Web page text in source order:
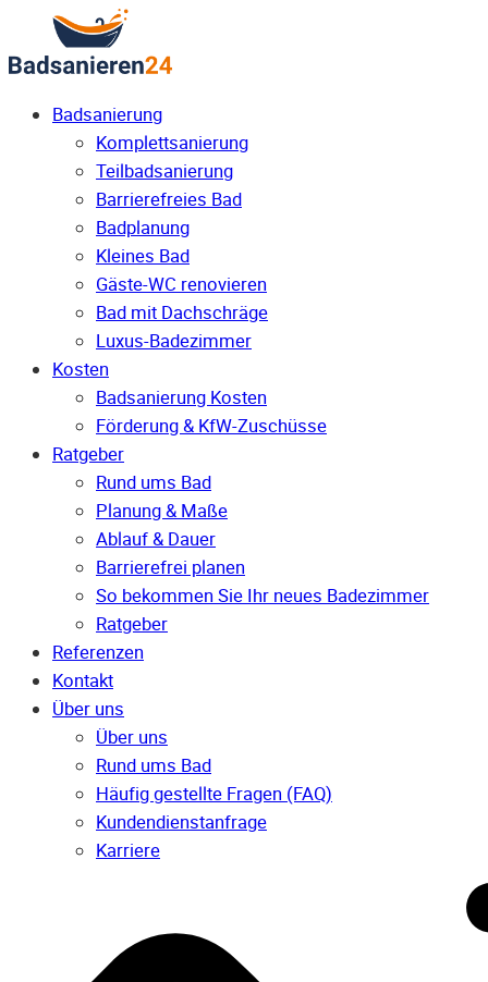
Badsanierung
Komplettsanierung
Teilbadsanierung
Barrierefreies Bad
Badplanung
Kleines Bad
Gäste-WC renovieren
Bad mit Dachschräge
Luxus-Badezimmer
Kosten
Badsanierung Kosten
Förderung & KfW-Zuschüsse
Ratgeber
Rund ums Bad
Planung & Maße
Ablauf & Dauer
Barrierefrei planen
So bekommen Sie Ihr neues Badezimmer
Ratgeber
Referenzen
Kontakt
Über uns
Über uns
Rund ums Bad
Häufig gestellte Fragen (FAQ)
Kunden­dienst­anfrage
Karriere